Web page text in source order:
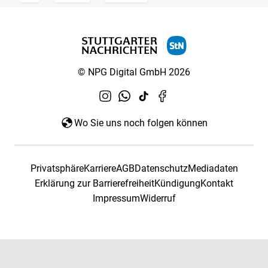
© NPG Digital GmbH 2026
Wo Sie uns noch folgen können
PrivatsphäreKarriereAGBDatenschutzMediadaten
Erklärung zur BarrierefreiheitKündigungKontakt
ImpressumWiderruf